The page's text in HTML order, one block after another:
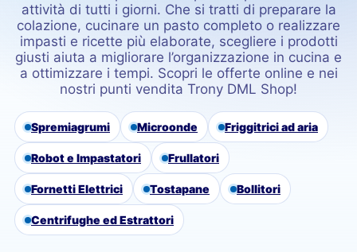
attività di tutti i giorni. Che si tratti di preparare la
colazione, cucinare un pasto completo o realizzare
impasti e ricette più elaborate, scegliere i prodotti
giusti aiuta a migliorare l’organizzazione in cucina e
a ottimizzare i tempi. Scopri le offerte online e nei
nostri punti vendita Trony DML Shop!
Spremiagrumi Microonde Friggitrici ad aria
Robot e Impastatori Frullatori
Fornetti Elettrici Tostapane Bollitori
Centrifughe ed Estrattori